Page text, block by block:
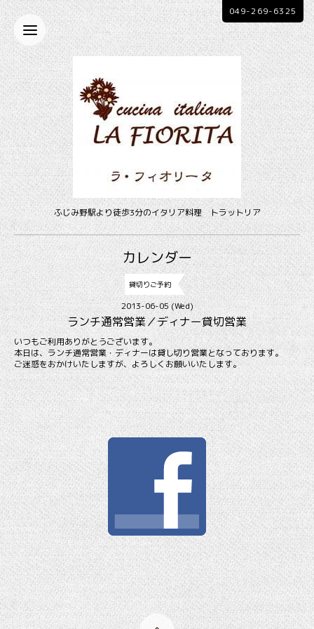
ふじみ野駅より徒歩3分のイタリア料理 トラットリア
049-269-6325
カレンダー
貸切りご予約
2013-06-05 (Wed)
ランチ通常営業／ディナー貸切営業
いつもご利用ありがとうございます。
本日は、ランチ通常営業・ディナーは貸し切り営業となっております。
ご迷惑をおかけいたしますが、よろしくお願いいたします。